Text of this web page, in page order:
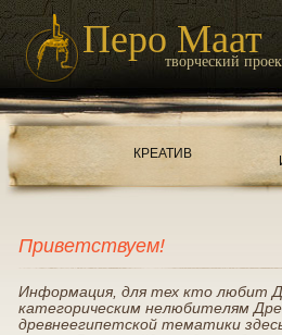
Перо Маат
творческий
КРЕАТИВ
Приветствуем!
Информация, для тех кто любит
категорическим нелюбителям
древнеегипетской тематики